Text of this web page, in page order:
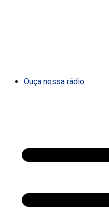
Ouça nossa rádio